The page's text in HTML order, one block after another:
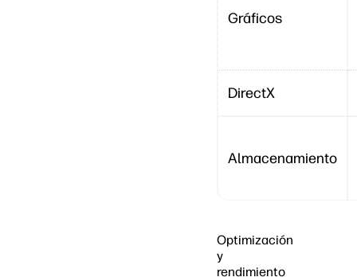
Gráficos
DirectX
Almacenamiento
Optimización
y
rendimiento